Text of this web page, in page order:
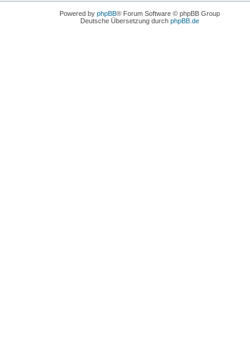
Powered by phpBB® Forum Software © phpBB Group
Deutsche Übersetzung durch phpBB.de